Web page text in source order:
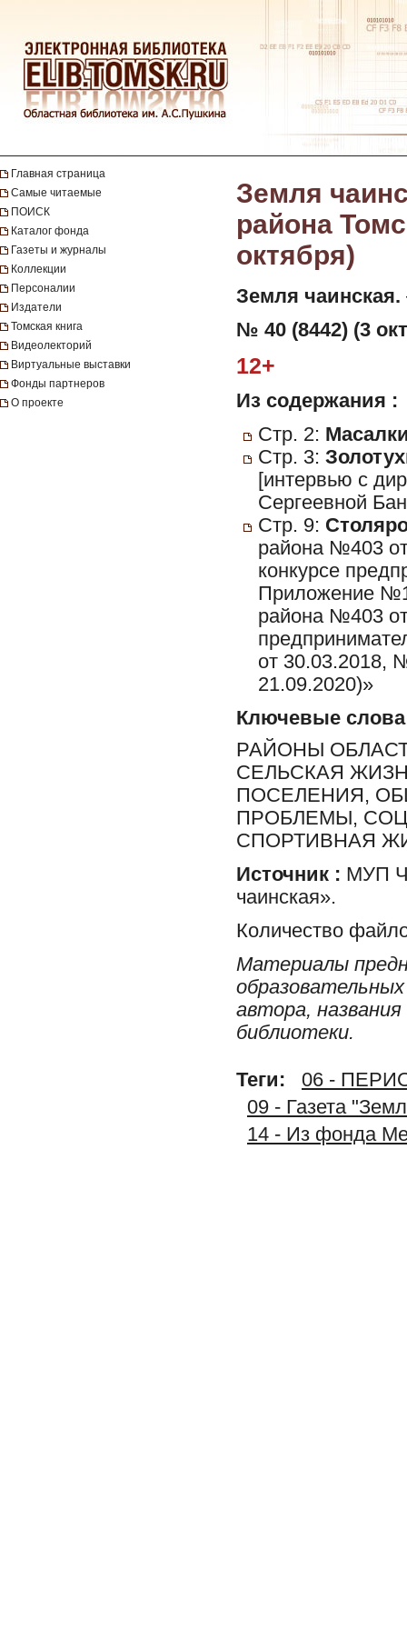
Главная страница
Самые читаемые
ПОИСК
Каталог фонда
Газеты и журналы
Коллекции
Персоналии
Издатели
Томская книга
Видеолекторий
Виртуальные выставки
Фонды партнеров
О проекте
Земля
района
октября)
Земля чаинская.
№ 40 (8442) (3
12+
Из содержания :
Стр. 2:
Стр. 3:
[интервью с
Сергеевной
Стр. 9:
района №403
конкурсе
Приложение №1
района №403
от 30.03.2018,
21.09.2020)»
Ключевые слова
РАЙОНЫ
СЕЛЬСКАЯ
ПОСЕЛЕНИЯ,
ПРОБЛЕМЫ,
СПОРТИВНАЯ
Источник : МУП
чаинская».
Количество
Материалы
автора,
библиотеки.
Теги:
06 -
09 - Газета
14 - Из фонда